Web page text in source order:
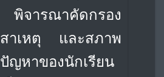
พิจารณาคัดกรอง
สาเหตุ และสภาพ
ปัญหาของนักเรียน